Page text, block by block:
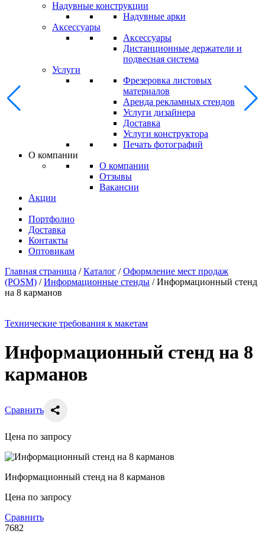
Надувные конструкции
Надувные арки
Аксессуары
Аксессуары
Дистанционные держатели и
подвесная система
Услуги
Фрезеровка листовых
материалов
Аренда рекламных стендов
Услуги дизайнера
Доставка
Услуги конструктора
Печать фотографий
О компании
О компании
Отзывы
Вакансии
Акции
Портфолио
Доставка
Контакты
Оптовикам
Главная страница /Каталог /Оформление мест продаж
(POSM) /Информационные стенды /Информационный стенд
на 8 карманов
Технические требования к макетам
Информационный стенд на 8
карманов
Сравнить
Цена по запросу
Информационный стенд на 8 карманов
Цена по запросу
Сравнить
7682